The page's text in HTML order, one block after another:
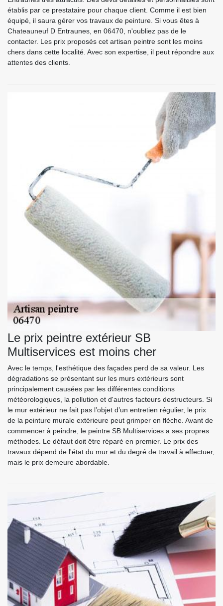
établis par ce prestataire pour chaque client. Comme il est bien
équipé, il saura gérer vos travaux de peinture. Si vous êtes à
Chateauneuf D Entraunes, en 06470, n'oubliez pas de le
contacter. Les prix proposés cet artisan peintre sont les moins
chers dans cette localité. Avec son expertise, il peut répondre aux
attentes des clients.
Le prix peintre extérieur SB
Multiservices est moins cher
Avec le temps, l'esthétique des façades perd de sa valeur. Les
dégradations se présentant sur les murs extérieurs sont
principalement causées par les différentes conditions
météorologiques, la pollution et d'autres facteurs destructeurs. Si
le mur extérieur ne fait pas l’objet d’un entretien régulier, le prix
de la peinture murale extérieure peut grimper en flèche. Avant de
commencer à peindre, le peintre SB Multiservices a ses propres
méthodes. Le défaut doit être réparé en premier. Le prix des
travaux dépend de l'état du mur et du degré de travail à effectuer,
mais le prix demeure abordable.